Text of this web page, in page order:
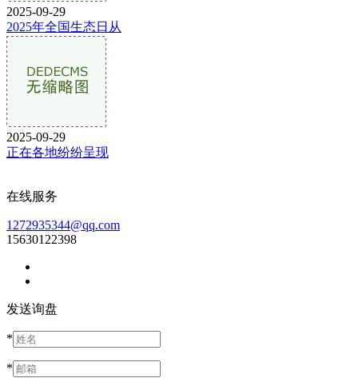
2025-09-29
2025年全国生态日从
2025-09-29
正在各地纷纷呈现
在线服务
1272935344@qq.com
15630122398
发送询盘
*
*